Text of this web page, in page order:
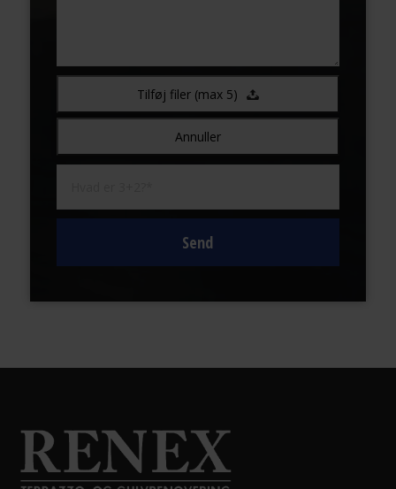
Tilføj filer (max 5)
Annuller